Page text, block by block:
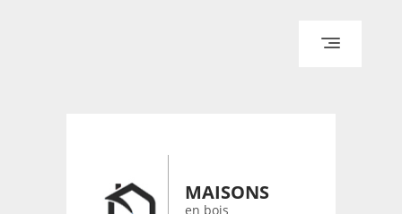
CONTACT
MAISONS
en bois